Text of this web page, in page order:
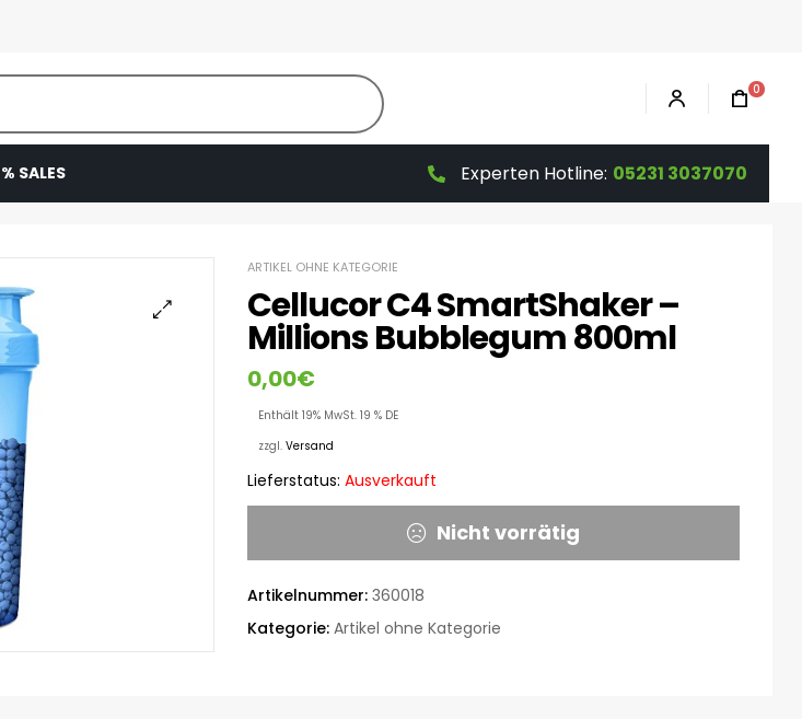
0
% SALES Experten Hotline: 05231 3037070
ARTIKEL OHNE KATEGORIE
Cellucor C4 SmartShaker –
Millions Bubblegum 800ml
0,00€
Enthält 19% MwSt. 19 % DE
zzgl. Versand
Lieferstatus: Ausverkauft
Nicht vorrätig
Artikelnummer: 360018
Kategorie: Artikel ohne Kategorie